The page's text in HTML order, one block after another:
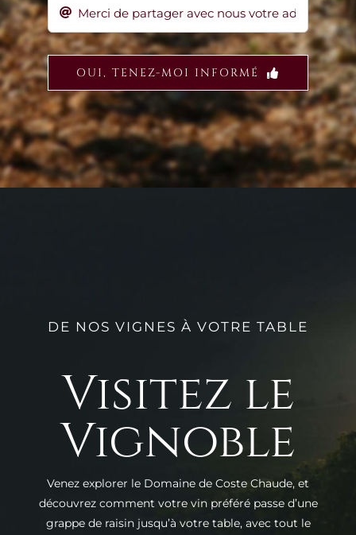
OUI, TENEZ-MOI INFORMÉ
DE NOS VIGNES À VOTRE TABLE
Visitez le
Vignoble
Venez explorer le Domaine de Coste Chaude, et
découvrez comment votre vin préféré passe d’une
grappe de raisin jusqu’à votre table, avec tout le